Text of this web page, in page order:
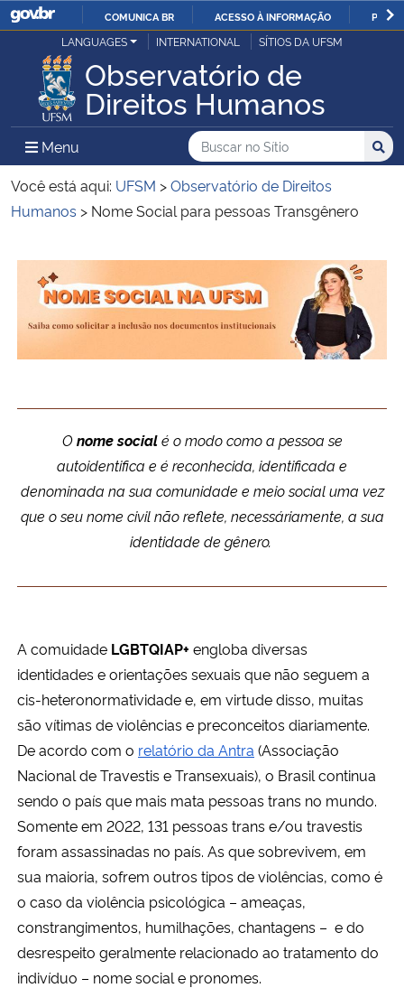
IR
PARA
CONTEÚDO
COMUNICA BR ACESSO À INFORMAÇÃO
Ministério da Justiça e Segurança Pública
Ministério da Defesa
Ministério das Relações Exteriores
Ministério da Infraestrutura
Ministério da Agricultura, Pecuária e Abastecimento
Ministério da Saúde
Ministério de Minas e Energia
Ministério do Turismo
Ministério do Desenvolvimento Regional
Controladoria-Geral da União
Ministério da Mulher, da Família e dos Direitos Humanos
Secretaria-Geral
Secretaria de Governo
Gabinete de Segurança Institucional
LANGUAGES INTERNATIONAL SÍTIOS DA UFSM
Observatório de
Direitos Humanos
Menu Menu Principal do Sítio
Busca
Buscar no no Sítio
Busca:
Você está aqui: UFSM >Observatório de Direitos
Humanos > Nome Social para pessoas Transgênero
Início do conteúdo
Onome socialé o modo como a pessoa se
autoidentifica e é reconhecida, identificada e
denominada na sua comunidade e meio social uma vez
que o seu nome civil não reflete, necessáriamente, a sua
identidade de gênero.
A comuidade LGBTQIAP+ engloba diversas
identidades e orientações sexuais que não seguem a
cis-heteronormatividade e, em virtude disso, muitas
são vítimas de violências e preconceitos diariamente.
De acordo com o relatório da Antra (Associação
Nacional de Travestis e Transexuais), o Brasil continua
sendo o país que mais mata pessoas trans no mundo.
Somente em 2022, 131 pessoas trans e/ou travestis
foram assassinadas no país. As que sobrevivem, em
sua maioria, sofrem outros tipos de violências, como é
o caso da violência psicológica – ameaças,
constrangimentos, humilhações, chantagens – e do
desrespeito geralmente relacionado ao tratamento do
indivíduo – nome social e pronomes.